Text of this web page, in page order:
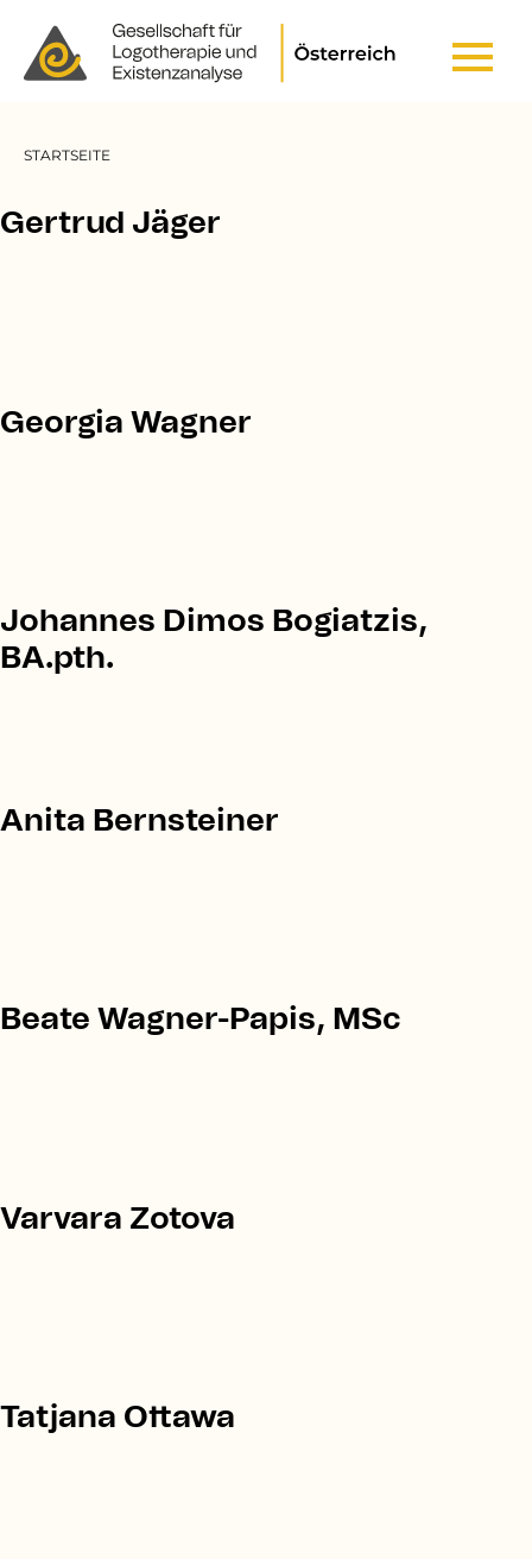
STARTSEITE
Gertrud Jäger
Georgia Wagner
Johannes Dimos Bogiatzis,
BA.pth.
Anita Bernsteiner
Beate Wagner-Papis, MSc
Varvara Zotova
Tatjana Ottawa